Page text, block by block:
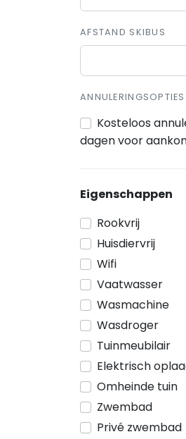
AFSTAND SKIBUS
ANNULERINGSOPTIES
Kosteloos
dagen voor
Eigenschappen
Rookvrij
Huisdiervrij
Wifi
Vaatwasser
Wasmachine
Wasdroger
Tuinmeubilair
Elektrisch
Omheinde tuin
Zwembad
Privé zwembad